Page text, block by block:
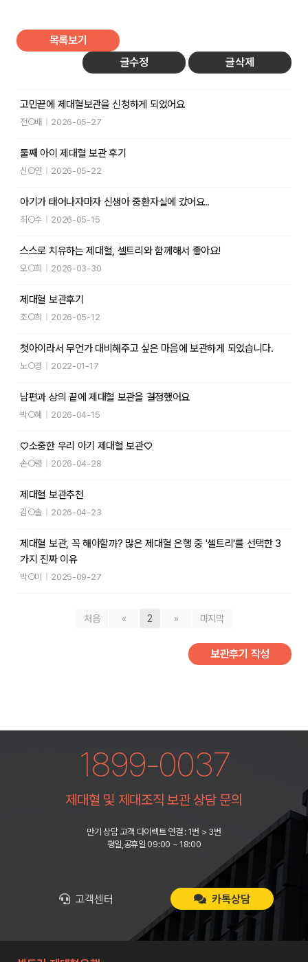
목록보기
글수정
글삭제
고민끝에 제대혈보관을 신청하게 되었어요
전○배 2026-05-27
둘째 아이 제대혈 보관 후기
신○연 2026-05-22
아기가 태어나자마자 신생아 중환자실에 갔어요..
최○수 2026-05-15
스스로 치유하는 제대혈, 셀트리와 함께해서 좋아요!
오○희 2026-03-30
제대혈 보관후기
조○희 2026-05-12
첫아이라서 무언가 대비해주고 싶은 마음에 보관하게 되었습니다.
노○경 2022-01-17
남편과 상의 끝에 제대혈 보관을 결정했어요
박○혜 2026-04-15
♡소중한 우리 아기 제대혈 보관♡
손○령 2026-04-28
제대혈 보관추천
김○솔 2026-04-23
제대혈 보관, 꼭 해야할까? 많은 제대혈 은행 중 '셀트리'를 선택한 3
가지 진짜 이유
박○미 2025-09-27
처음 « 2 » 마지막
보관후기 작성
1899-0037
제대혈 및 제대조직 보관 상담 문의
만기 상담 고객 다이렉트 연결 : 1번 > 3번
평일,공휴일 09:00 ~ 18:00
고객센터 카톡상담